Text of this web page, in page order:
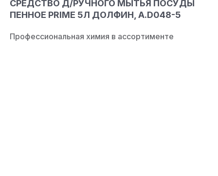
СРЕДСТВО Д/РУЧНОГО МЫТЬЯ ПОСУДЫ
ПЕННОЕ PRIME 5Л ДОЛФИН, А.D048-5
Профессиональная химия в ассортименте